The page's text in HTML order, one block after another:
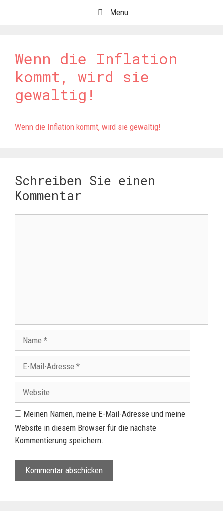
Menu
Wenn die Inflation
kommt, wird sie
gewaltig!
Wenn die Inflation kommt, wird sie gewaltig!
Schreiben Sie einen
Kommentar
Meinen Namen, meine E-Mail-Adresse und meine
Website in diesem Browser für die nächste
Kommentierung speichern.